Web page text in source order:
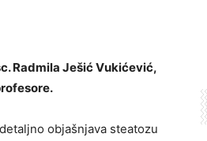
Radmila Ješić Vukićević,
objašnjava steatozu